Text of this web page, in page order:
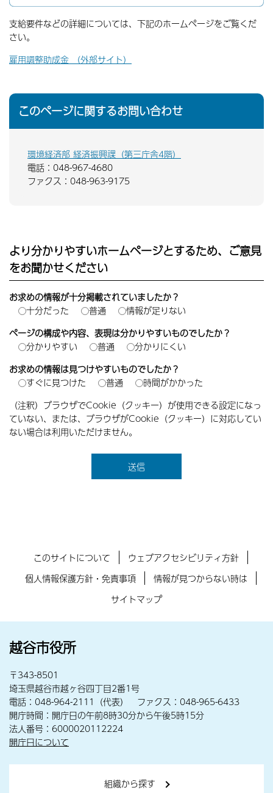
支給要件などの詳細については、下記のホームページをご覧くだ
さい。
雇用調整助成金 （外部サイト）
このページに関するお問い合わせ
環境経済部 経済振興課（第三庁舎4階）
電話：048-967-4680
ファクス：048-963-9175
より分かりやすいホームページとするため、ご意見
をお聞かせください
お求めの情報が十分掲載されていましたか？
十分だった
普通
情報が足りない
ページの構成や内容、表現は分かりやすいものでしたか？
分かりやすい
普通
分かりにくい
お求めの情報は見つけやすいものでしたか？
すぐに見つけた
普通
時間がかかった
（注釈）ブラウザでCookie（クッキー）が使用できる設定になっ
ていない、または、ブラウザがCookie（クッキー）に対応してい
ない場合は利用いただけません。
このサイトについて
ウェブアクセシビリティ方針
個人情報保護方針・免責事項
情報が見つからない時は
サイトマップ
越谷市役所
〒343-8501
埼玉県越谷市越ヶ谷四丁目2番1号
電話：048-964-2111（代表） ファクス：048-965-6433
開庁時間：開庁日の午前8時30分から午後5時15分
法人番号：6000020112224
開庁日について
組織から探す